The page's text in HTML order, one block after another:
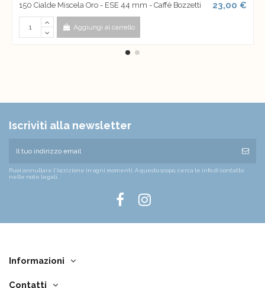
150 Cialde Miscela Oro - ESE 44 mm - Caffè Bozzetti 23,00 €
Aggiungi al carrello
Iscriviti alla newsletter
Puoi annullare l'iscrizione in ogni momenti. A questo scopo, cerca le info di contatto
nelle note legali.
Informazioni
Contatti